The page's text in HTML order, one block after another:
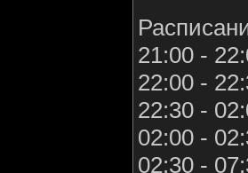
21:00 -
22:00 -
22:30 -
02:00 -
02:30 -